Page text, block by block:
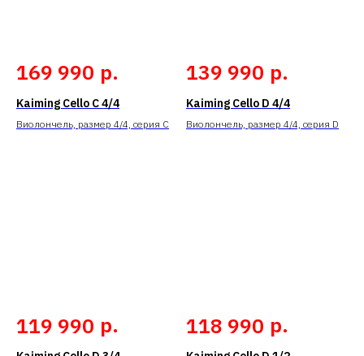
169 990 р.
Kaiming Cello C 4/4
Виолончель, размер 4/4, серия C
139 990 р.
Kaiming Cello D 4/4
Виолончель, размер 4/4, серия D
119 990 р. 118 990 р.